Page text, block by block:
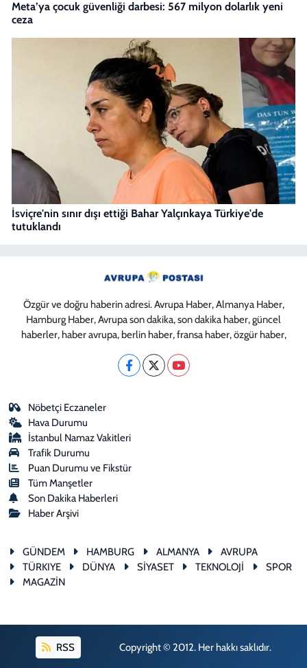
Meta’ya çocuk güvenliği darbesi: 567 milyon dolarlık yeni
ceza
İsviçre'nin sınır dışı ettiği Bahar Yalçınkaya Türkiye'de
tutuklandı
Özgür ve doğru haberin adresi. Avrupa Haber, Almanya Haber,
Hamburg Haber, Avrupa son dakika, son dakika haber, güncel
haberler, haber avrupa, berlin haber, fransa haber, özgür haber,
Nöbetçi Eczaneler
Hava Durumu
İstanbul Namaz Vakitleri
Trafik Durumu
Puan Durumu ve Fikstür
Tüm Manşetler
Son Dakika Haberleri
Haber Arşivi
GÜNDEM HAMBURG ALMANYA
AVRUPA
TÜRKIYE
DÜNYA SİYASET TEKNOLOJİ
SPOR
MAGAZİN
RSS Copyright © 2012. Her hakkı saklıdır.